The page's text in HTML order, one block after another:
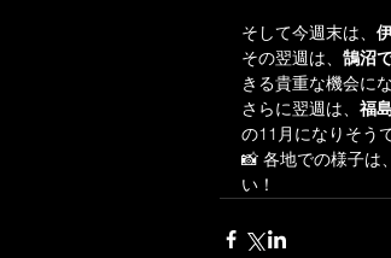
そして今週末は、
その翌週は、 鵠沼
きる貴重な機会に
さらに翌週は、 福
の11月になりそうで
📸 各地での様子は
い！